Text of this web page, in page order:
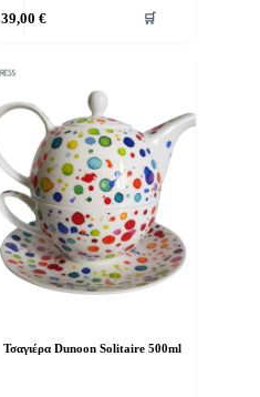
39,00 € 🛒
Τσαγιέρα Dunoon Solitaire 500ml